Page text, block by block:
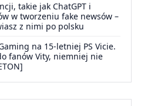
takie jak ChatGPT i
w tworzeniu fake newsów –
z nimi po polsku
na 15-letniej PS Vicie.
fanów Vity, niemniej nie